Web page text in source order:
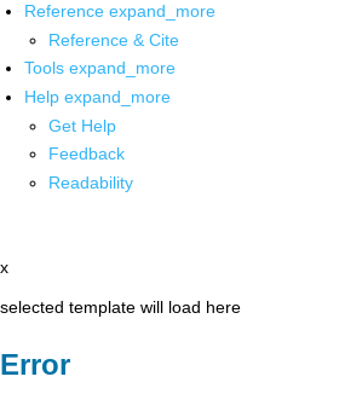
Reference expand_more
Reference & Cite
Tools expand_more
Help expand_more
Get Help
Feedback
Readability
x
selected template will load here
Error